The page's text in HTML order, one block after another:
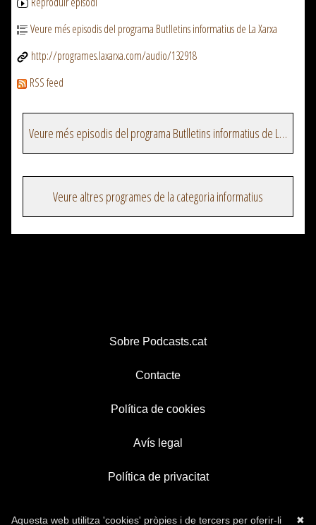
Veure més episodis del programa Butlletins informatius de La Xarxa
http://programes.laxarxa.com/audio/132918
RSS feed
Veure més episodis del programa Butlletins informatius de La Xarxa
Veure altres programes de la categoria informatius
Sobre Podcasts.cat
Contacte
Política de cookies
Avís legal
Política de privacitat
✖
Aquesta web utilitza 'cookies' pròpies i de tercers per oferir-li